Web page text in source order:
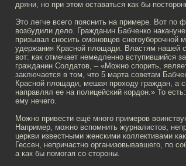
дряни, но при этом оставаться как бы
Это легче всего пояснить на примере. Вот по
возбудили дело. Гражданин Бабченко
призывал сносить омоновцев
удержания Красной площади. Властям нашей
вот: как отмечает немедленно вступившийся
гражданин Солдатов, – «Можно спорить,
заключается в том, что 5 марта советам
Красной площади, мешая проходу граждан, а
направлял ее на полицейский кордон.» То
ему нечего.
Можно привести ещё много примеров
Например, можно вспомнить журналистов,
церкви известными женскими коллективами
Гессен, непричастно организовывавшего, по
а как бы помогая со стороны.